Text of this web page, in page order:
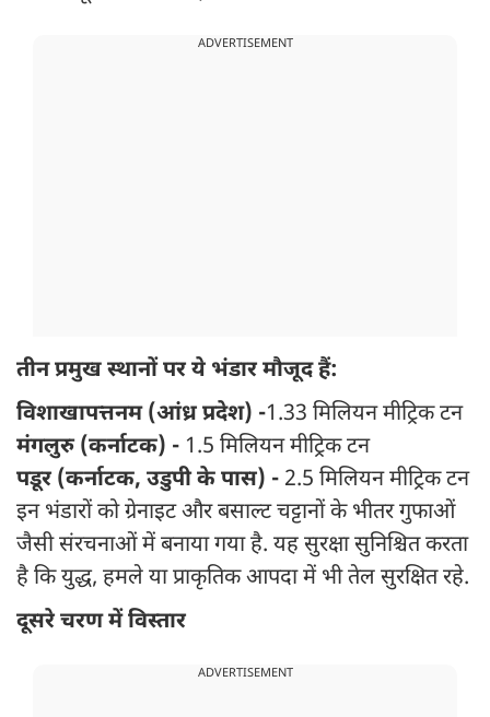
ADVERTISEMENT
तीन प्रमुख स्थानों पर ये भंडार मौजूद हैं:
विशाखापत्तनम (आंध्र प्रदेश) -1.33 मिलियन मीट्रिक टन
मंगलुरु (कर्नाटक) - 1.5 मिलियन मीट्रिक टन
पडूर (कर्नाटक, उडुपी के पास) - 2.5 मिलियन मीट्रिक टन
इन भंडारों को ग्रेनाइट और बसाल्ट चट्टानों के भीतर गुफाओं
जैसी संरचनाओं में बनाया गया है. यह सुरक्षा सुनिश्चित करता
है कि युद्ध, हमले या प्राकृतिक आपदा में भी तेल सुरक्षित रहे.
दूसरे चरण में विस्तार
ADVERTISEMENT